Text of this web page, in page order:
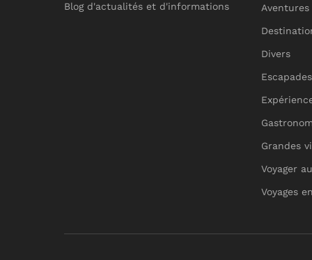
Blog d'actualités et d'informations
Divers
Grandes
Voyager
Voyages